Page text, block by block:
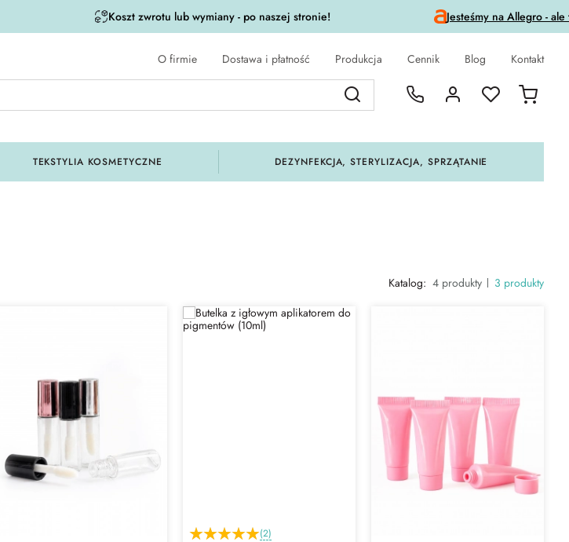
Koszt zwrotu lub wymiany - po naszej stronie! Jesteśmy na Allegro -
O firmie Dostawa i płatność Produkcja Cennik Blog Kontakt
TEKSTYLIA KOSMETYCZNE DEZYNFEKCJA, STERYLIZACJA, SPRZĄTANIE
Katalog: 4 produkty 3 produkty
(2)